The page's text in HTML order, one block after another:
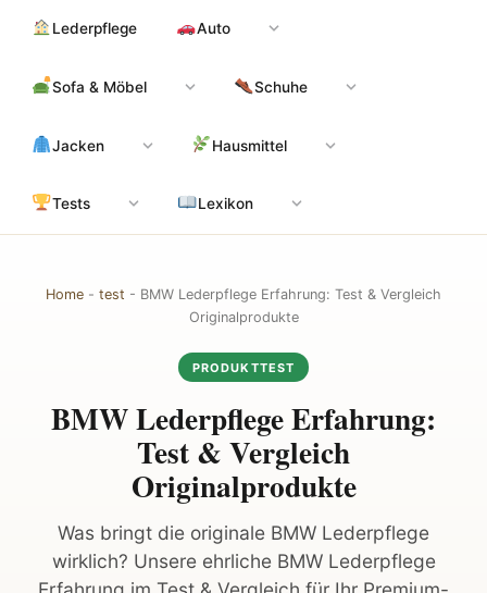
Inhalt
Lederpflege Auto
Sofa & Möbel Schuhe
Jacken Hausmittel
Tests Lexikon
Home - test - BMW Lederpflege Erfahrung: Test & Vergleich
Originalprodukte
PRODUKTTEST
BMW Lederpflege Erfahrung:
Test & Vergleich
Originalprodukte
Was bringt die originale BMW Lederpflege
wirklich? Unsere ehrliche BMW Lederpflege